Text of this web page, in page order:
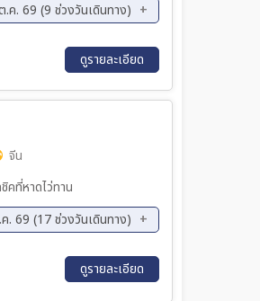
ค. 69 (9 ช่วงวันเดินทาง)
15 ก.ย. 69 - 19 ก.ย. 69
ดูรายละเอียด
จีน
คที่หาดไว่ทาน
. 69 (17 ช่วงวันเดินทาง)
27 ส.ค. 69 - 31 ส.ค. 69
ดูรายละเอียด